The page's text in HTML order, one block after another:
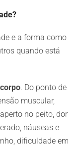
e a forma como
quando está
. Do ponto de
muscular,
no peito, dor
náuseas e
dificuldade em